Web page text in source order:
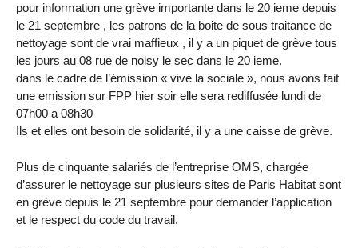
pour information une grève importante dans le 20 ieme depuis
le 21 septembre , les patrons de la boite de sous traitance de
nettoyage sont de vrai maffieux , il y a un piquet de grève tous
les jours au 08 rue de noisy le sec dans le 20 ieme.
dans le cadre de l’émission « vive la sociale », nous avons fait
une emission sur FPP hier soir elle sera rediffusée lundi de
07h00 a 08h30
Ils et elles ont besoin de solidarité, il y a une caisse de grève.
Plus de cinquante salariés de l’entreprise OMS, chargée
d’assurer le nettoyage sur plusieurs sites de Paris Habitat sont
en grève depuis le 21 septembre pour demander l’application
et le respect du code du travail.